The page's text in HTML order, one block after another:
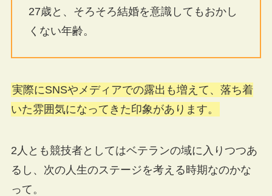
27歳と、そろそろ結婚を意識してもおかし
くない年齢。
実際にSNSやメディアでの露出も増えて、落ち着
いた雰囲気になってきた印象があります。
2人とも競技者としてはベテランの域に入りつつあ
るし、次の人生のステージを考える時期なのかな
って。